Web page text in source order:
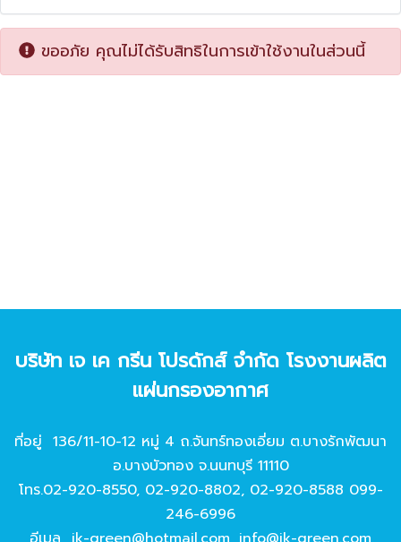
ขออภัย คุณไม่ได้รับสิทธิในการเข้าใช้งานในส่วนนี้
บริษัท เจ เค กรีน โปรดักส์ จํากัด โรงงานผลิต
แผ่นกรองอากาศ
ที่อยู่ 136/11-10-12 หมู่ 4 ถ.จันทร์ทองเอี่ยม ต.บางรักพัฒนา
อ.บางบัวทอง จ.นนทบุรี 11110
โทร.02-920-8550, 02-920-8802, 02-920-8588 099-
246-6996